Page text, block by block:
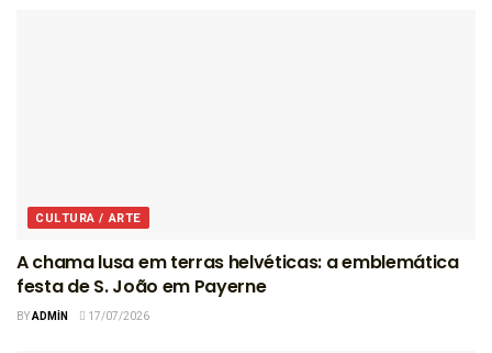
CULTURA / ARTE
A chama lusa em terras helvéticas: a emblemática
festa de S. João em Payerne
BYADMIN 17/07/2026